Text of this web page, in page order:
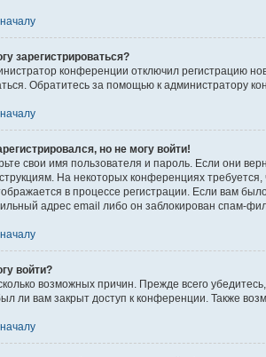
зарегистрироваться?
конференции отключил регистрацию
Обратитесь за помощью к администратору
но не могу войти!
свои имя пользователя и пароль. Если они
На некоторых конференциях
в процессе регистрации. Если вам
адрес email либо он заблокирован спам-
войти?
возможных причин. Прежде всего
ли вам закрыт доступ к конференции. Также